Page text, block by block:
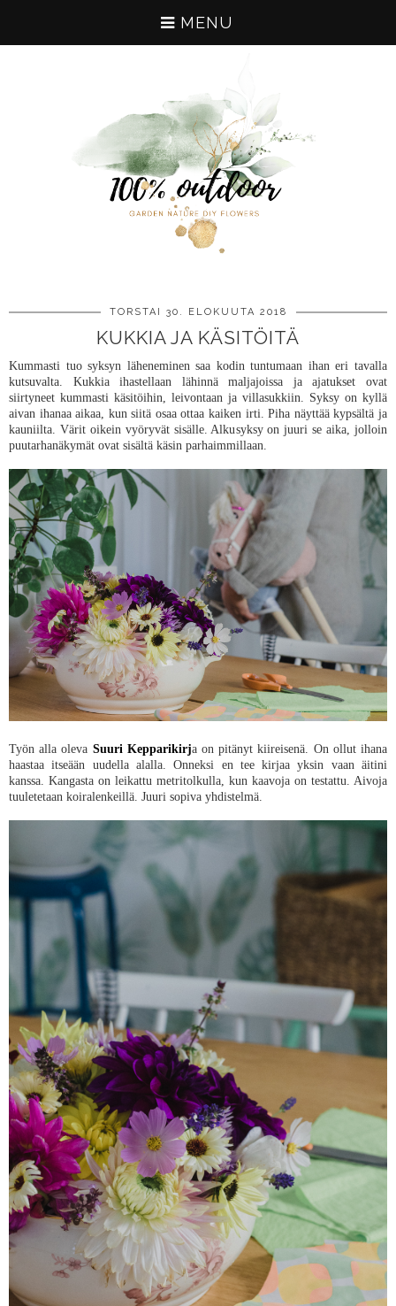
MENU
TORSTAI 30. ELOKUUTA 2018
KUKKIA JA KÄSITÖITÄ
Kummasti tuo syksyn läheneminen saa kodin tuntumaan ihan eri tavalla
kutsuvalta. Kukkia ihastellaan lähinnä maljajoissa ja ajatukset ovat
siirtyneet kummasti käsitöihin, leivontaan ja villasukkiin. Syksy on kyllä
aivan ihanaa aikaa, kun siitä osaa ottaa kaiken irti. Piha näyttää kypsältä ja
kauniilta. Värit oikein vyöryvät sisälle. Alkusyksy on juuri se aika, jolloin
puutarhanäkymät ovat sisältä käsin parhaimmillaan.
Työn alla oleva Suuri Kepparikirja on pitänyt kiireisenä. On ollut ihana
haastaa itseään uudella alalla. Onneksi en tee kirjaa yksin vaan äitini
kanssa. Kangasta on leikattu metritolkulla, kun kaavoja on testattu. Aivoja
tuuletetaan koiralenkeillä. Juuri sopiva yhdistelmä.